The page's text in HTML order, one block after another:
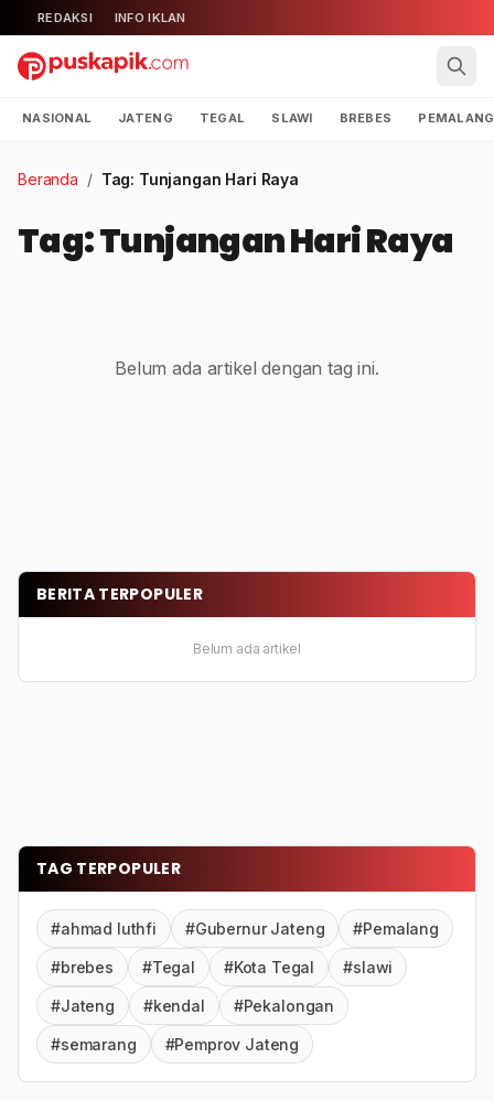
REDAKSI INFO IKLAN
NASIONAL JATENG TEGAL SLAWI BREBES PEMALANG
Beranda / Tag: Tunjangan Hari Raya
Tag: Tunjangan Hari Raya
Belum ada artikel dengan tag ini.
BERITA TERPOPULER
Belum ada artikel
TAG TERPOPULER
#ahmad luthfi #Gubernur Jateng #Pemalang
#brebes #Tegal #Kota Tegal #slawi
#Jateng #kendal #Pekalongan
#semarang #Pemprov Jateng